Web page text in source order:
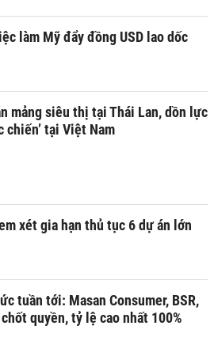
làm Mỹ đẩy đồng USD lao dốc
mảng siêu thị tại Thái Lan, dồn lực
chiến’ tại Việt Nam
xét gia hạn thủ tục 6 dự án lớn
tuần tới: Masan Consumer, BSR,
quyền, tỷ lệ cao nhất 100%